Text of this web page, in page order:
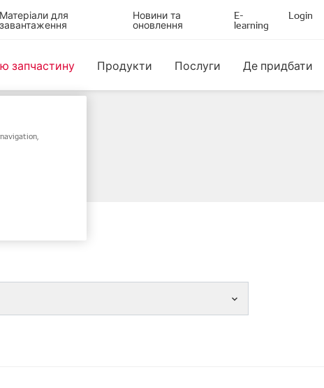
Матеріали для
завантаження
Новини та
оновлення
E-
learning
Login
запчастину Продукти Послуги Де придбати
шасі